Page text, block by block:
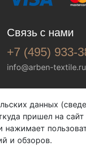
Связь с нами
+7 (495) 933-
info@arben-textile.ru
данных
пришел на сайт
и обзоров.